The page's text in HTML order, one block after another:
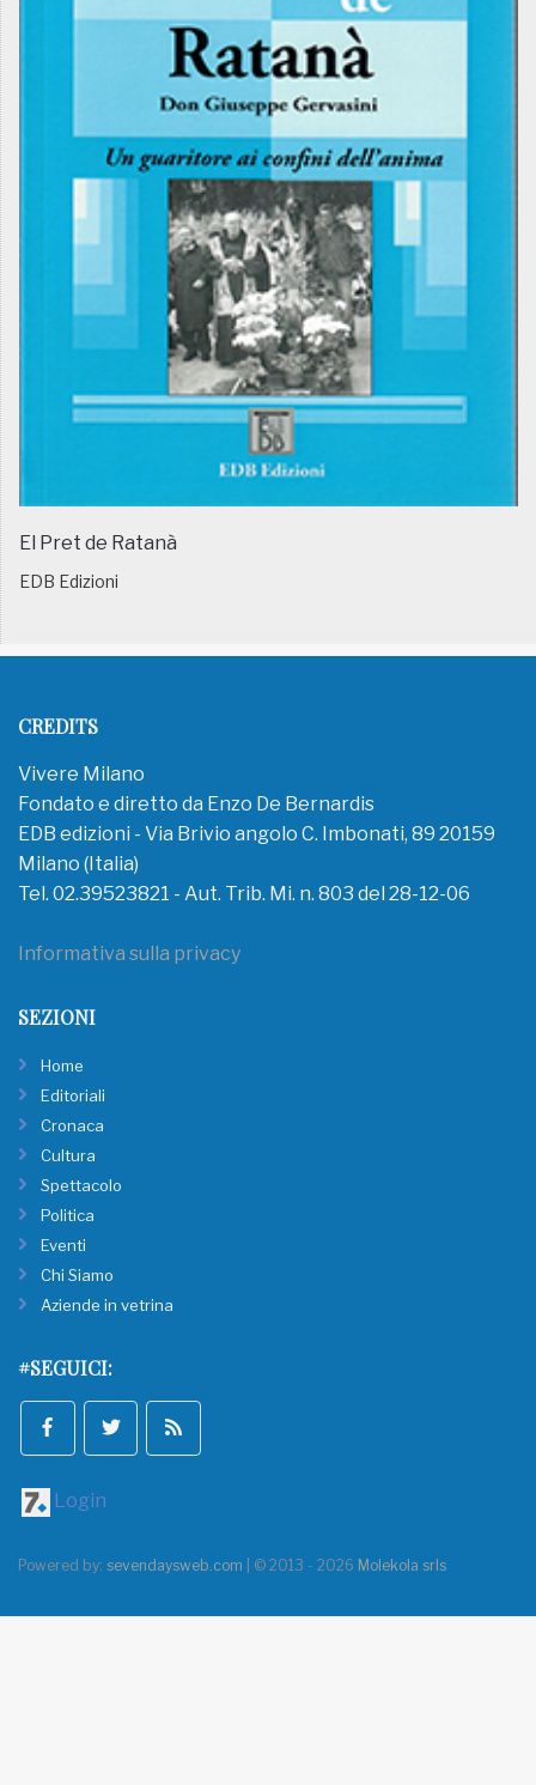
El Pret de Ratanà
EDB Edizioni
CREDITS
Vivere Milano
Fondato e diretto da Enzo De Bernardis
EDB edizioni - Via Brivio angolo C. Imbonati, 89 20159
Milano (Italia)
Tel. 02.39523821 - Aut. Trib. Mi. n. 803 del 28-12-06
Informativa sulla privacy
SEZIONI
Home
Editoriali
Cronaca
Cultura
Spettacolo
Politica
Eventi
Chi Siamo
Aziende in vetrina
#SEGUICI:
Login
Powered by: sevendaysweb.com | © 2013 - 2026 Molekola srls